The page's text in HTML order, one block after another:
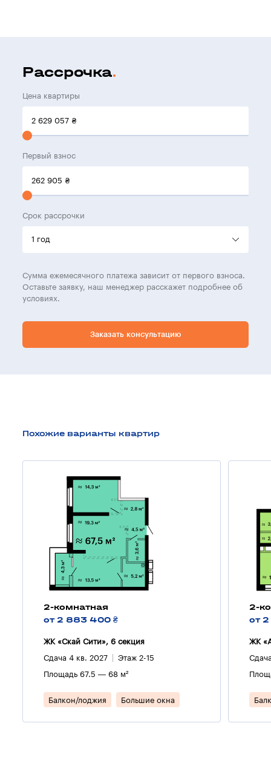
Рассрочка
Цена квартиры
2 629 057 ₴
Первый взнос
262 905 ₴
Срок рассрочки
Сумма ежемесячного платежа зависит от первого взноса.
Оставьте заявку, наш менеджер расскажет подробнее об
условиях.
Заказать консультацию
Похожие варианты квартир
2-комнатная
от 2 883 400 ₴
ЖК «Скай Сити», 6 секция
Сдача 4 кв. 2027 Этаж 2-15
Площадь 67.5 — 68 м²
Балкон/лоджия Большие окна
2-
от
ЖК